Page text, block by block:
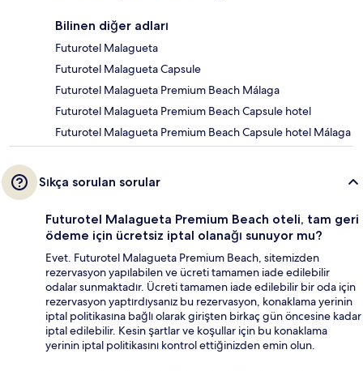
Bilinen diğer adları
Futurotel Malagueta
Futurotel Malagueta Capsule
Futurotel Malagueta Premium Beach Málaga
Futurotel Malagueta Premium Beach Capsule hotel
Futurotel Malagueta Premium Beach Capsule hotel Málaga
Sıkça sorulan sorular
Futurotel Malagueta Premium Beach oteli, tam geri
ödeme için ücretsiz iptal olanağı sunuyor mu?
Evet. Futurotel Malagueta Premium Beach, sitemizden
rezervasyon yapılabilen ve ücreti tamamen iade edilebilir
odalar sunmaktadır. Ücreti tamamen iade edilebilir bir oda için
rezervasyon yaptırdıysanız bu rezervasyon, konaklama yerinin
iptal politikasına bağlı olarak girişten birkaç gün öncesine kadar
iptal edilebilir. Kesin şartlar ve koşullar için bu konaklama
yerinin iptal politikasını kontrol ettiğinizden emin olun.